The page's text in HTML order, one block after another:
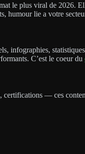
le plus viral de 2026.
humour lie a votre
infographies,
C’est le coeur du
certifications — ces